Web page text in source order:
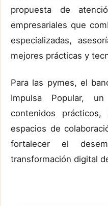
propuesta de
empresariales que
especializadas,
mejores prácticas y
Para las pymes, el
Impulsa Popular,
contenidos
espacios de
fortalecer el
transformación digital